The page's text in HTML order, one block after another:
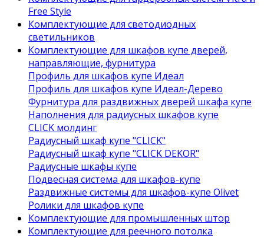
Free Style
Комплектующие для светодиодных
светильников
Комплектующие для шкафов купе дверей,
направляющие, фурнитура
Профиль для шкафов купе Идеал
Профиль для шкафов купе Идеал-Дерево
Фурнитура для раздвижных дверей шкафа купе
Наполнения для радиусных шкафов купе
CLICK молдинг
Радиусный шкаф купе "CLICK"
Радиусный шкаф купе "CLICK DEKOR"
Радиусные шкафы купе
Подвесная система для шкафов-купе
Раздвижные системы для шкафов-купе Olivet
Ролики для шкафов купе
Комплектующие для промышленных штор
Комплектующие для реечного потолка